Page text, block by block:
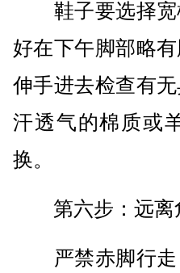
鞋子要选择宽
好在下午脚部略
伸手进去检查有
汗透气的棉质或
换。
第六步：远离
严禁赤脚行走